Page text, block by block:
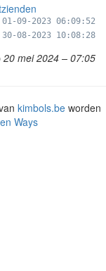
01-09-2023 06:09:52
30-08-2023 10:08:28
20 mei 2024 – 07:05
kimbols.beworden
Ways